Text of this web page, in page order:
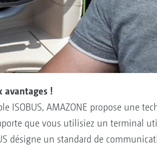
avantages !
ISOBUS, AMAZONE propose une
que vous utilisiez un terminal
désigne un standard de